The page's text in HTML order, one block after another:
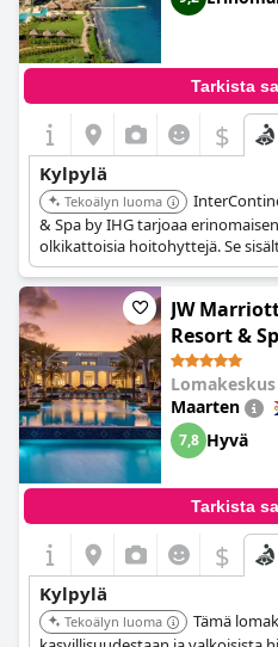
Tarkista
$
Kylpylä
Tekoälyn luoma
& Spa by IHG tarjoaa
olkikattoisia hoitohyttejä. Se
ja saunan, jossa on suuri ikkuna
Lomakeskuksessa on myös
tuntumassa sijaitseva paikka.
JW
Resort &
Lomakeskus
Maarten
7,8 Hyvä
Tarkista
$
Kylpylä
Tekoälyn luoma
Tämä